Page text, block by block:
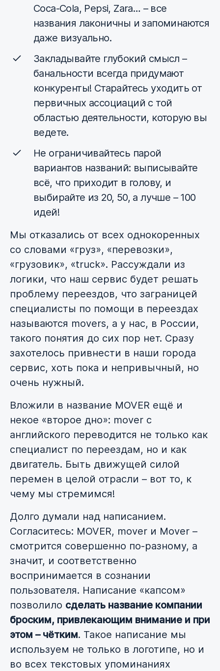
Coca-Cola, Pepsi, Zara… – все
названия лаконичны и запоминаются
даже визуально.
Закладывайте глубокий смысл –
банальности всегда придумают
конкуренты! Старайтесь уходить от
первичных ассоциаций с той
областью деятельности, которую вы
ведете.
Не ограничивайтесь парой
вариантов названий: выписывайте
всё, что приходит в голову, и
выбирайте из 20, 50, а лучше – 100
идей!
Мы отказались от всех однокоренных
со словами «груз», «перевозки»,
«грузовик», «truck». Рассуждали из
логики, что наш сервис будет решать
проблему переездов, что заграницей
специалисты по помощи в переездах
называются movers, а у нас, в России,
такого понятия до сих пор нет. Сразу
захотелось привнести в наши города
сервис, хоть пока и непривычный, но
очень нужный.
Вложили в название MOVER ещё и
некое «второе дно»: mover с
английского переводится не только как
специалист по переездам, но и как
двигатель. Быть движущей силой
перемен в целой отрасли – вот то, к
чему мы стремимся!
Долго думали над написанием.
Согласитесь: MOVER, mover и Mover –
смотрится совершенно по-разному, а
значит, и соответственно
воспринимается в сознании
пользователя. Написание «капсом»
позволило сделать название компании
броским, привлекающим внимание и при
этом – чётким. Такое написание мы
используем не только в логотипе, но и
во всех текстовых упоминаниях